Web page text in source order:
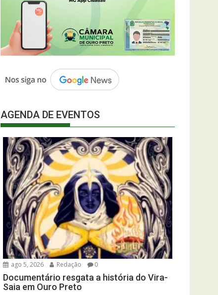
AGENDA DE EVENTOS
ago 5, 2026 Redação 0
Documentário resgata a história do Vira-
Saia em Ouro Preto